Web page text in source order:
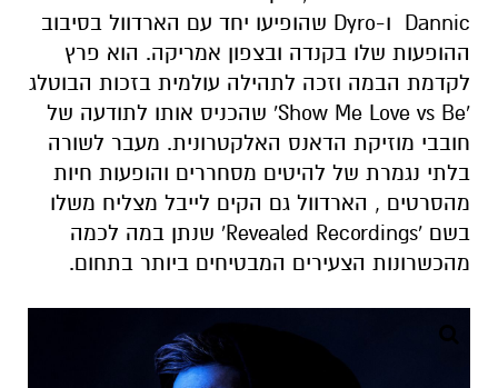
Dannic ו-Dyro שהופיעו יחד עם הארדוול בסיבוב
ההופעות שלו בקנדה ובצפון אמריקה. הוא פרץ
לקדמת הבמה וזכה לתהילה עולמית בזכות הבוטלג
'Show Me Love vs Be' שהכניס אותו לתודעה של
חובבי מוזיקת הדאנס האלקטרונית. מעבר לשורה
בלתי נגמרת של להיטים מסחררים והופעות חיות
מהסרטים , הארדוול גם הקים לייבל מצליח משלו
בשם 'Revealed Recordings' שנתן במה לכמה
מהכשרונות הצעירים המבטיחים ביותר בתחום.